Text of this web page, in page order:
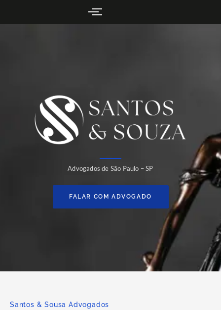
Advogados de São Paulo – SP
FALAR COM ADVOGADO
Santos & Sousa Advogados